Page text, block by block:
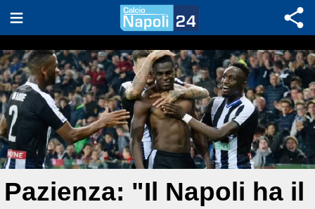
Pazienza: "Il Napoli ha il